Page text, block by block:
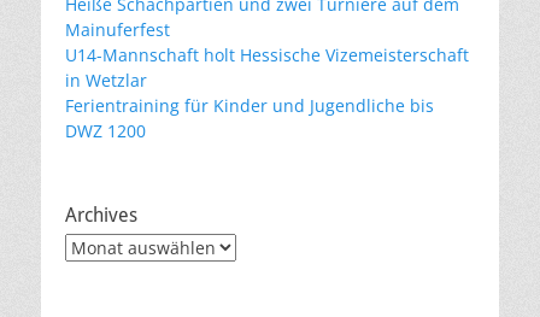
Mainuferfest
U14-Mannschaft holt Hessische Vizemeisterschaft
in Wetzlar
Ferientraining für Kinder und Jugendliche bis
DWZ 1200
Archives
Archives